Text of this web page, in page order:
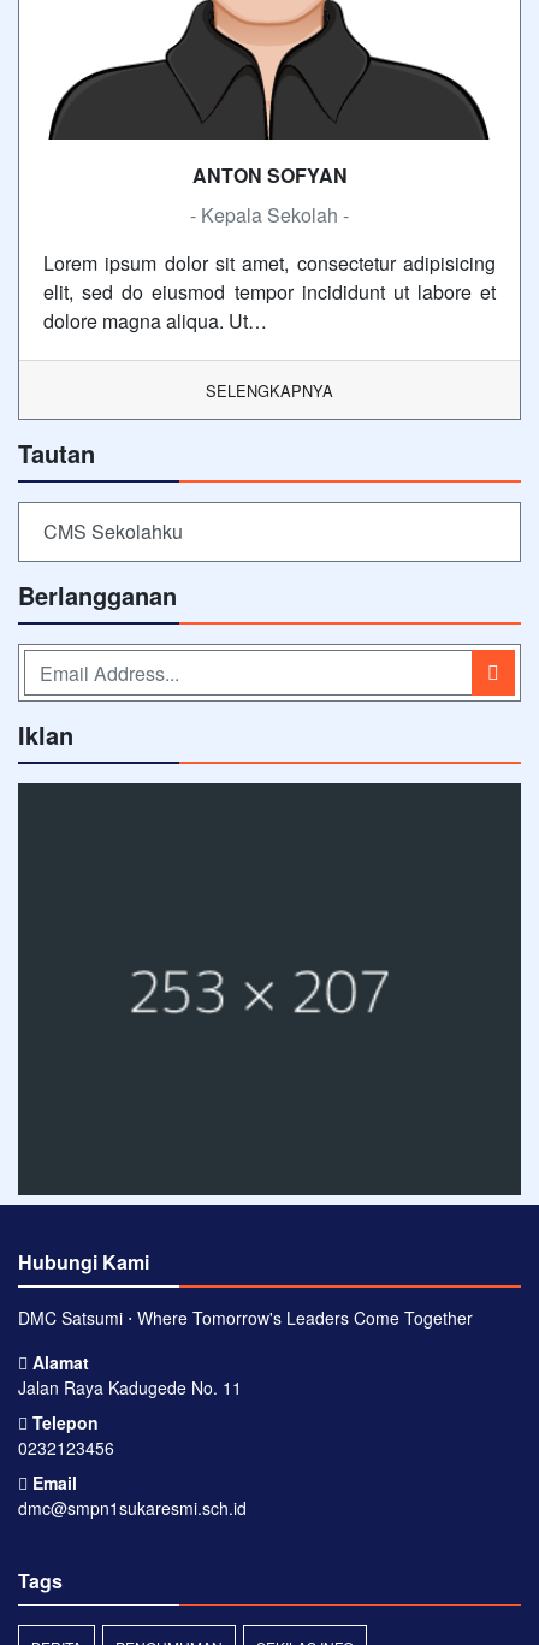
ANTON SOFYAN
- Kepala Sekolah -
Lorem ipsum dolor sit amet, consectetur adipisicing
elit, sed do eiusmod tempor incididunt ut labore et
dolore magna aliqua. Ut…
SELENGKAPNYA
Tautan
CMS Sekolahku
Berlangganan
Iklan
Hubungi Kami
DMC Satsumi ⋅ Where Tomorrow's Leaders Come Together
Alamat
Jalan Raya Kadugede No. 11
Telepon
0232123456
Email
dmc@smpn1sukaresmi.sch.id
Tags